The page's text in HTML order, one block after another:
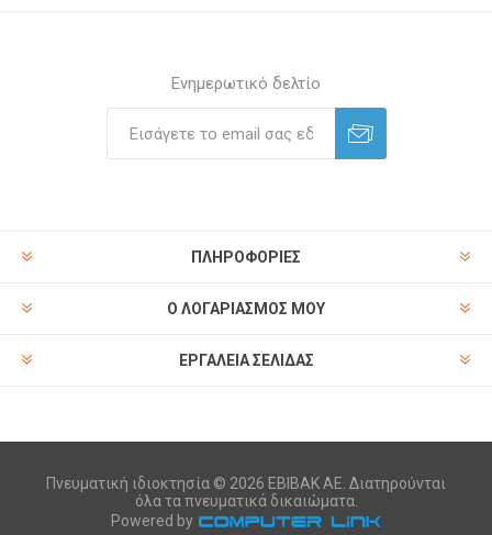
Ενημερωτικό δελτίο
ΠΛΗΡΟΦΟΡΊΕΣ
Ο ΛΟΓΑΡΙΑΣΜΌΣ ΜΟΥ
ΕΡΓΑΛΕΊΑ ΣΕΛΊΔΑΣ
Πνευματική ιδιοκτησία © 2026 ΕΒΙΒΑΚ ΑΕ. Διατηρούνται
όλα τα πνευματικά δικαιώματα.
Powered by